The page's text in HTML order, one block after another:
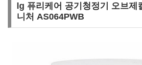
lg 퓨리케어 공기청정기 오브제
니처 AS064PWB